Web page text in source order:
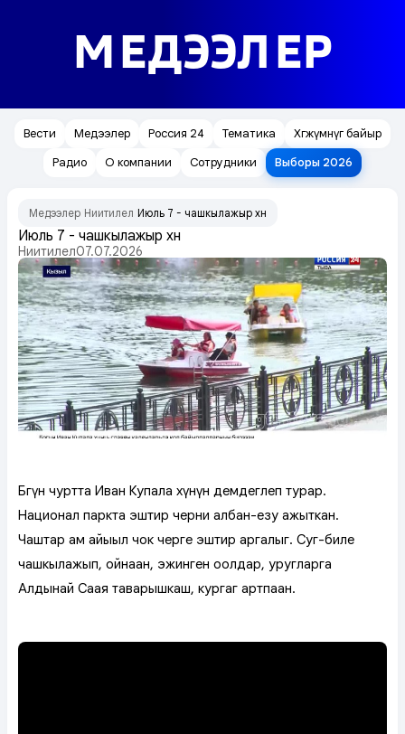
МЕДЭЭЛЕР
Вести Медээлер Россия 24 Тематика
Хөгжүмнүг байыр
Радио
О компании Сотрудники Выборы 2026
Медээлер Ниитилел Июль 7 - чашкылажыр хүн
Июль 7 - чашкылажыр хүн
Ниитилел07.07.2026
Бөгүн чуртта Иван Купала хүнүн демдеглеп турар.
Национал паркта эштир черни албан-езу ажыткан.
Чаштар ам айыыл чок черге эштир аргалыг. Суг-биле
чашкылажып, ойнаан, эжинген оолдар, уругларга
Алдынай Саая таварышкаш, кургаг артпаан.